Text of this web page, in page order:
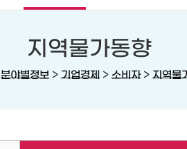
지역물가동향
분야별정보 > 기업경제 > 소비자> 지역물